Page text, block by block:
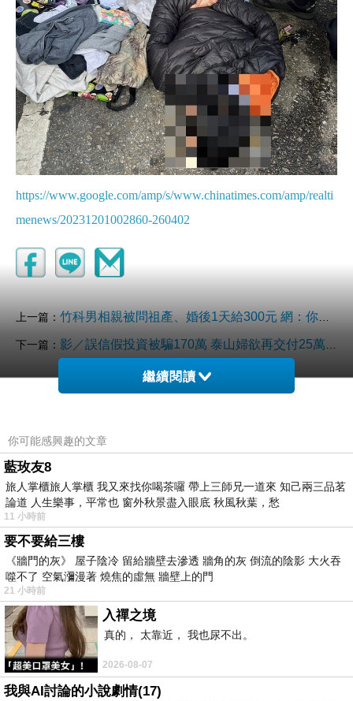
https://www.google.com/amp/s/www.chinatimes.com/amp/realti
menews/20231201002860-260402
上一篇： 竹科男相親被問祖產、婚後1天給300元 網：你遇到詐騙集團
下一篇： 影／誤信假投資被騙170萬 泰山婦欲再交付25萬警及阻
繼續閱讀
你可能感興趣的文章
藍玫友8
旅人掌櫃旅人掌櫃 我又來找你喝茶囉 帶上三師兄一道來 知己兩三品茗
論道 人生樂事，平常也 窗外秋景盡入眼底 秋風秋葉，愁
11 小時前
要不要給三樓
《牆門的灰》 屋子陰冷 留給牆壁去滲透 牆角的灰 倒流的陰影 大火吞
噬不了 空氣瀰漫著 燒焦的虛無 牆壁上的門
21 小時前
入禪之境
真的， 太靠近， 我也尿不出。
2026-08-07
我與AI討論的小說劇情(17)